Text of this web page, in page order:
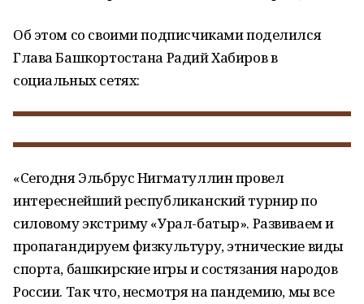
Об этом со своими подписчиками поделился
Глава Башкортостана Радий Хабиров в
социальных сетях:
«Сегодня Эльбрус Нигматуллин провел
интереснейший республиканский турнир по
силовому экстриму «Урал-батыр». Развиваем и
пропагандируем физкультуру, этнические виды
спорта, башкирские игры и состязания народов
России. Так что, несмотря на пандемию, мы все